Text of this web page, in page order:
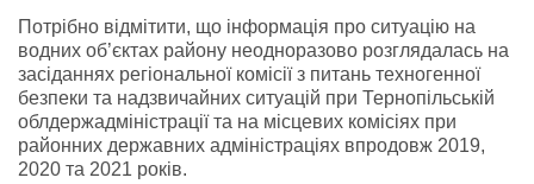
Потрібно відмітити, що інформація про ситуацію на
водних об’єктах району неодноразово розглядалась на
засіданнях регіональної комісії з питань техногенної
безпеки та надзвичайних ситуацій при Тернопільській
облдержадміністрації та на місцевих комісіях при
районних державних адміністраціях впродовж 2019,
2020 та 2021 років.